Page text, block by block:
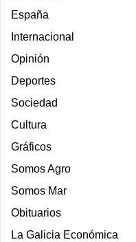
España
Internacional
Opinión
Deportes
Sociedad
Cultura
Gráficos
Somos Agro
Somos Mar
Obituarios
La Galicia Económica